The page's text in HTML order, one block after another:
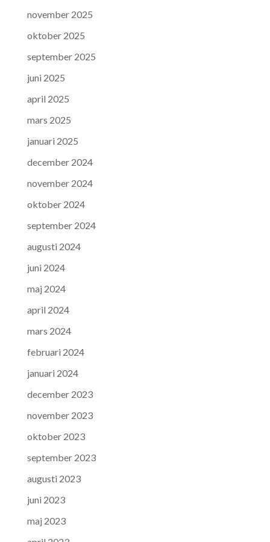
november 2025
oktober 2025
september 2025
juni 2025
april 2025
mars 2025
januari 2025
december 2024
november 2024
oktober 2024
september 2024
augusti 2024
juni 2024
maj 2024
april 2024
mars 2024
februari 2024
januari 2024
december 2023
november 2023
oktober 2023
september 2023
augusti 2023
juni 2023
maj 2023